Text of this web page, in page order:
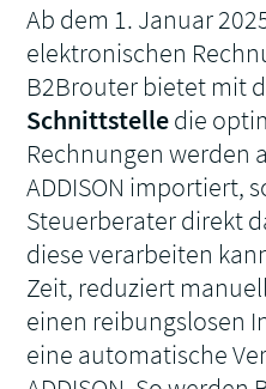
Ab dem 1. Januar
elektronischen
B2Brouter bietet mit
Schnittstelledie
Rechnungen werden
ADDISON importiert,
Steuerberater direkt
diese verarbeiten
Zeit, reduziert
einen reibungslosen
eine automatische